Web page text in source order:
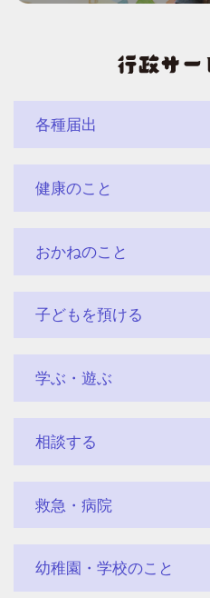
各種届出
健康のこと
おかねのこと
子どもを預ける
学ぶ・遊ぶ
相談する
救急・病院
幼稚園・学校のこと